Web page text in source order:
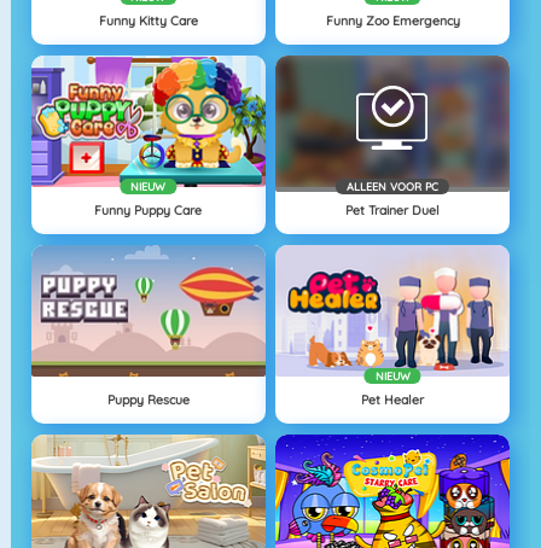
Funny Kitty Care Funny Zoo Emergency
NIEUW
Funny Puppy Care
ALLEEN VOOR PC
Pet Trainer Duel
Puppy Rescue
NIEUW
Pet Healer